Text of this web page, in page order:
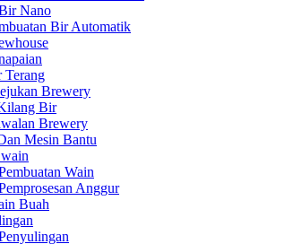
Nano
Bir Automatik
Terang
Brewery
Bir
Brewery
Mesin Bantu
Wain
Anggur
Buah